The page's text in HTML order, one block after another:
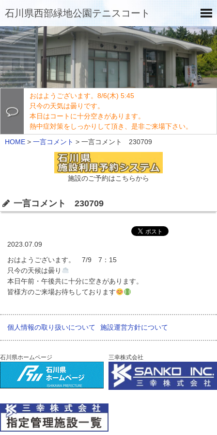
石川県西部緑地公園テニスコート
おはようございます。8/6(木) 5:45
只今の天気は曇りです。
本日はコートに十分空きがあります。
熱中症対策をしっかりして頂き、是非ご来場下さい。
HOME > 一言コメント > 一言コメント 230709
施設のご予約はこちらから
一言コメント 230709
2023.07.09
おはようございます。 7/9 7：15
只今の天候は曇り
本日午前・午後共に十分に空きがあります。
皆様方のご来場お待ちしております
個人情報の取り扱いについて 施設運営方針について
石川県ホームページ 三幸株式会社